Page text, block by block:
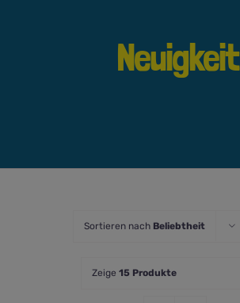
Neuigkeit
Sortieren nach Beliebtheit
Zeige 15 Produkte